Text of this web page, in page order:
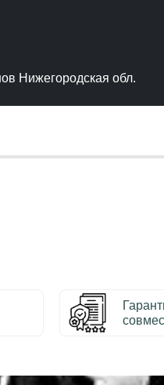
Нижегородская обл.